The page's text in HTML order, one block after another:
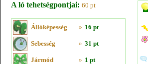
A ló tehetségpontjai: 60 pt
Állóképesség » 16 pt
Sebesség » 31 pt
Jármód » 1 pt